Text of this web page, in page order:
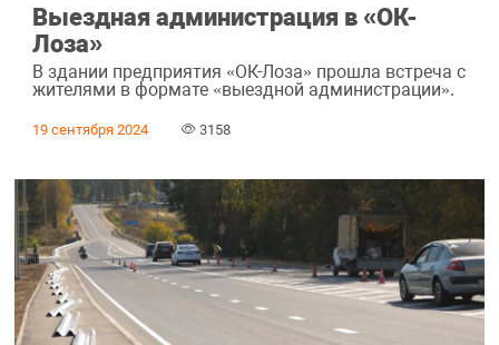
Выездная администрация в «ОК-
Лоза»
В здании предприятия «ОК-Лоза» прошла встреча с
жителями в формате «выездной администрации».
19 сентября 2024 3158